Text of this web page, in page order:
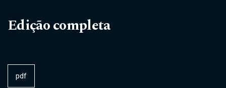
Edição completa
pdf